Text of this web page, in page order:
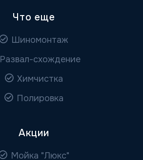
Что еще
Шиномонтаж
Развал-схождение
Химчистка
Полировка
Акции
Мойка "Люкс"